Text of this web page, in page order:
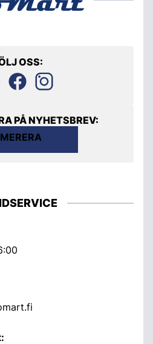
OSS:
PÅ NYHETSBREV: